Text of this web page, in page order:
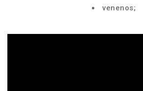
venenos;